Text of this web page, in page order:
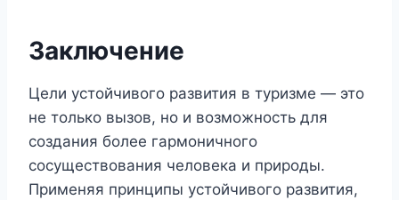
Заключение
Цели устойчивого развития в туризме — это
не только вызов, но и возможность для
создания более гармоничного
сосуществования человека и природы.
Применяя принципы устойчивого развития,